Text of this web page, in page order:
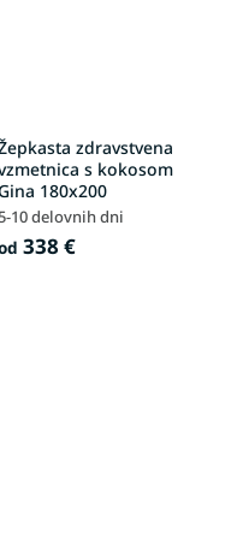
zdravstvena
s kokosom
180x200
10 delovnih dni
338 €